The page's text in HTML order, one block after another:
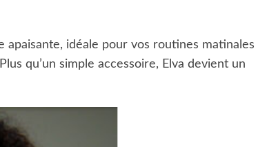
apaisante, idéale pour vos routines matinales
qu’un simple accessoire, Elva devient un